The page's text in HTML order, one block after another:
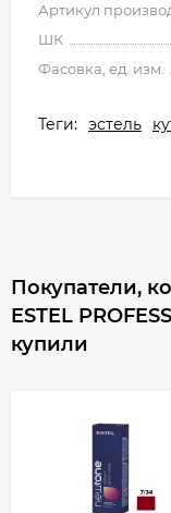
Артикул
ШК
Фасовка, ед. изм.
Теги: эстель
Покупатели,
ESTEL
купили